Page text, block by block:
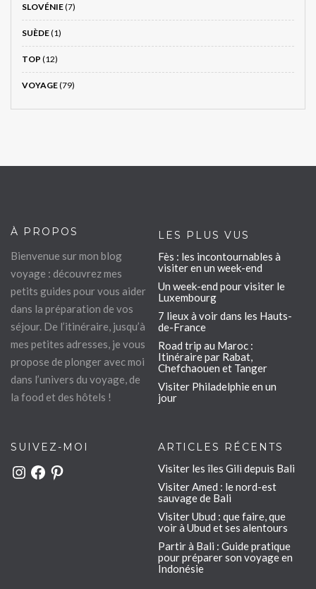
SLOVÉNIE(7)
SUÈDE(1)
TOP (12)
VOYAGE(79)
À PROPOS
Bienvenue sur mon blog
voyage : découvrez mes
petits guides pour vous aider
dans la préparation de vos
séjour. De l’itinéraire, jusqu’à
mes petites adresses, je vous
propose de plonger avec moi
dans l’univers du voyage, de
la food et des hôtels !
LES PLUS VUS
Fès : les incontournables à
visiter en un week-end
Un week-end pour visiter le
Luxembourg
7 lieux à voir dans les Hauts-
de-France
Road trip au Maroc :
Itinéraire par Rabat,
Chefchaouen et Tanger
Visiter Philadelphie en un
jour
SUIVEZ-MOI
Instagram
FacebookPinterest
ARTICLES RÉCENTS
Visiter les îles Gili depuis Bali
Visiter Amed : le nord-est
sauvage de Bali
Visiter Ubud : que faire, que
voir à Ubud et ses alentours
Partir à Bali : Guide pratique
pour préparer son voyage en
Indonésie